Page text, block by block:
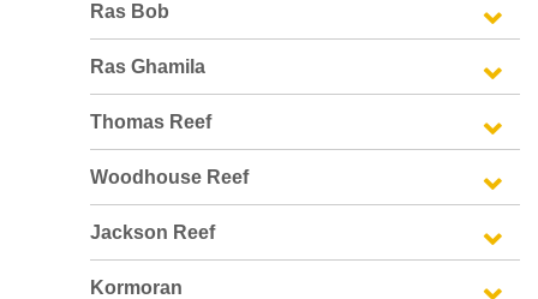
Ras Bob
Ras Ghamila
Thomas Reef
Woodhouse Reef
Jackson Reef
Kormoran